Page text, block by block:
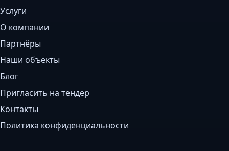
Услуги
О компании
Партнёры
Наши объекты
Блог
Пригласить на тендер
Контакты
Политика конфиденциальности